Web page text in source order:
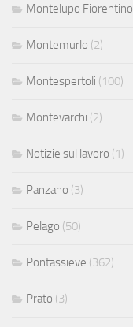
Montelupo Fiorentino
Montemurlo (2)
Montespertoli (100)
Montevarchi (2)
Notizie sul lavoro (1)
Panzano (3)
Pelago (50)
Pontassieve (362)
Prato (3)